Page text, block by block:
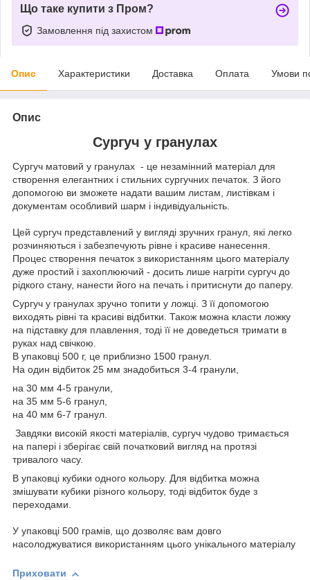
Що таке купити з Пром?
Замовлення під захистом
Опис Характеристики Доставка Оплата Умови
Опис
Сургуч у гранулах
Сургуч матовий у гранулах - це незамінний матеріал для
створення елегантних і стильних сургучних печаток. З його
допомогою ви зможете надати вашим листам, листівкам і
документам особливий шарм і індивідуальність.
Цей сургуч представлений у вигляді зручних гранул, які легко
розчиняються і забезпечують рівне і красиве нанесення.
Процес створення печаток з використанням цього матеріалу
дуже простий і захоплюючий - досить лише нагріти сургуч до
рідкого стану, нанести його на печать і притиснути до паперу.
Сургуч у гранулах зручно топити у ложці. З її допомогою
виходять рівні та красиві відбитки. Також можна класти ложку
на підставку для плавлення, тоді її не доведеться тримати в
руках над свічкою.
В упаковці 500 г, це приблизно 1500 гранул.
На один відбиток 25 мм знадобиться 3-4 гранули,
на 30 мм 4-5 гранули,
на 35 мм 5-6 гранул,
на 40 мм 6-7 гранул.
Завдяки високій якості матеріалів, сургуч чудово тримається
на папері і зберігає свій початковий вигляд на протязі
тривалого часу.
В упаковці кубики одного кольору. Для відбитка можна
змішувати кубики різного кольору, тоді відбиток буде з
переходами.
У упаковці 500 грамів, що дозволяє вам довго
насолоджуватися використанням цього унікального матеріалу
Приховати